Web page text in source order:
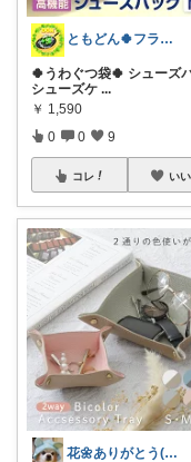
ともどん🍀フライパン料理ある暮らし🍳
🍀うわぐつ袋🍀 シューズ
シューズケ ...
￥ 1,590
0 0 9
コレ い
花🌼ありがとう(*･ω･)*_ _)ﾍ